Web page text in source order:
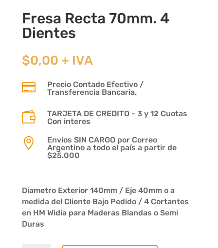
Fresa Recta 70mm. 4
Dientes
$0,00 + IVA

Precio Contado Efectivo /
Transferencia Bancaria.

TARJETA DE CREDITO - 3 y 12 Cuotas
Con interes

Envíos SIN CARGO por Correo
Argentino a todo el país a partir de
$25.000
Diametro Exterior 140mm / Eje 40mm o a
medida del Cliente Bajo Pedido / 4 Cortantes
en HM Widia para Maderas Blandas o Semi
Duras